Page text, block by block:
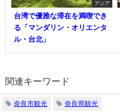
アジア
台湾で優雅な滞在を満喫でき
る「マンダリン・オリエンタ
ル・台北」
関連キーワード
奈良市観光 奈良県観光